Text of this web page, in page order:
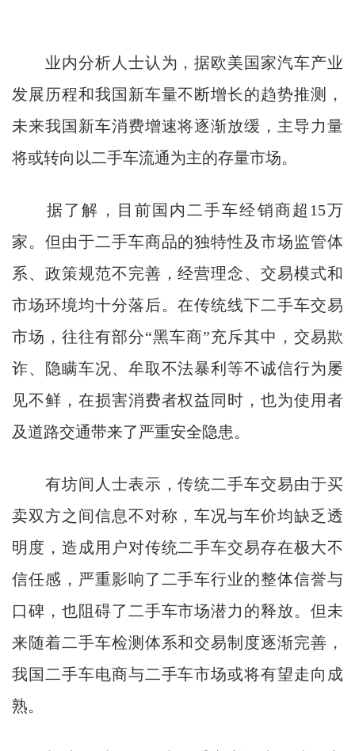
业内分析人士认为，据欧美国家汽车产业
发展历程和我国新车量不断增长的趋势推测，
未来我国新车消费增速将逐渐放缓，主导力量
将或转向以二手车流通为主的存量市场。
据了解，目前国内二手车经销商超15万
家。但由于二手车商品的独特性及市场监管体
系、政策规范不完善，经营理念、交易模式和
市场环境均十分落后。在传统线下二手车交易
市场，往往有部分“黑车商”充斥其中，交易欺
诈、隐瞒车况、牟取不法暴利等不诚信行为屡
见不鲜，在损害消费者权益同时，也为使用者
及道路交通带来了严重安全隐患。
有坊间人士表示，传统二手车交易由于买
卖双方之间信息不对称，车况与车价均缺乏透
明度，造成用户对传统二手车交易存在极大不
信任感，严重影响了二手车行业的整体信誉与
口碑，也阻碍了二手车市场潜力的释放。但未
来随着二手车检测体系和交易制度逐渐完善，
我国二手车电商与二手车市场或将有望走向成
熟。